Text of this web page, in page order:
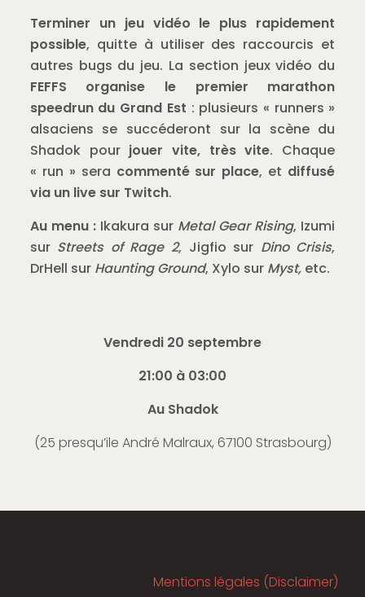
Terminer un jeu vidéo le plus rapidement
possible, quitte à utiliser des raccourcis et
autres bugs du jeu. La section jeux vidéo du
FEFFS organise le premier marathon
speedrun du Grand Est : plusieurs « runners »
alsaciens se succéderont sur la scène du
Shadok pour jouer vite, très vite. Chaque
« run » sera commenté sur place, et diffusé
via un live sur Twitch.
Au menu :Ikakura sur Metal Gear Rising, Izumi
sur Streets of Rage 2, Jigfio sur Dino Crisis,
DrHell sur Haunting Ground, Xylo sur Myst,etc.
Vendredi 20 septembre
21:00 à 03:00
Au Shadok
(25 presqu’ile André Malraux, 67100 Strasbourg)
Mentions légales (Disclaimer)